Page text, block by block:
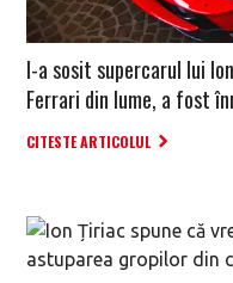
I-a sosit supercarul lui
Ferrari din lume, a fost
CITESTE ARTICOLUL